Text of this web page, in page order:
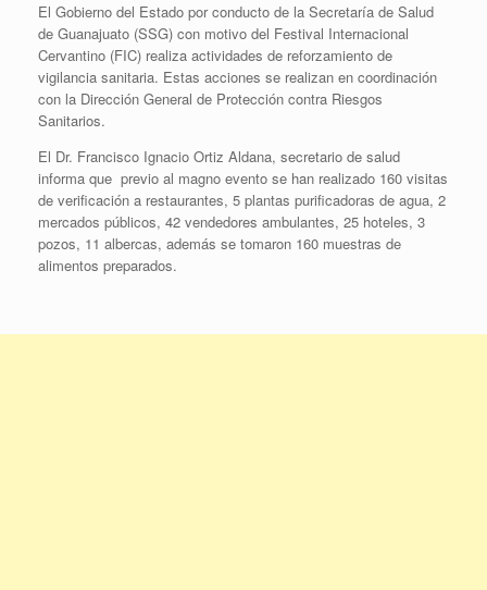
El Gobierno del Estado por conducto de la Secretaría de Salud
de Guanajuato (SSG) con motivo del Festival Internacional
Cervantino (FIC) realiza actividades de reforzamiento de
vigilancia sanitaria. Estas acciones se realizan en coordinación
con la Dirección General de Protección contra Riesgos
Sanitarios.
El Dr. Francisco Ignacio Ortiz Aldana, secretario de salud
informa que previo al magno evento se han realizado 160 visitas
de verificación a restaurantes, 5 plantas purificadoras de agua, 2
mercados públicos, 42 vendedores ambulantes, 25 hoteles, 3
pozos, 11 albercas, además se tomaron 160 muestras de
alimentos preparados.